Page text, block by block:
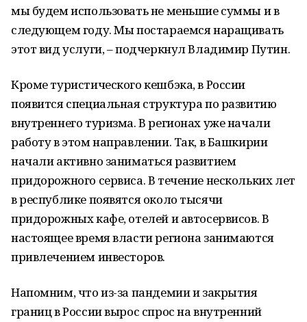
мы будем использовать не меньшие суммы и в
следующем году. Мы постараемся наращивать
этот вид услуги, – подчеркнул Владимир Путин.
Кроме туристического кешбэка, в России
появится специальная структура по развитию
внутреннего туризма. В регионах уже начали
работу в этом направлении. Так, в Башкирии
начали активно заниматься развитием
придорожного сервиса. В течение нескольких лет
в республике появятся около тысячи
придорожных кафе, отелей и автосервисов. В
настоящее время власти региона занимаются
привлечением инвесторов.
Напомним, что из-за пандемии и закрытия
границ в России вырос спрос на внутренний